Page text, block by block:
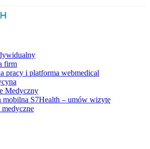
firm
pracy i platforma webmedical
Medyczny
mobilna S7Health – umów wizytę